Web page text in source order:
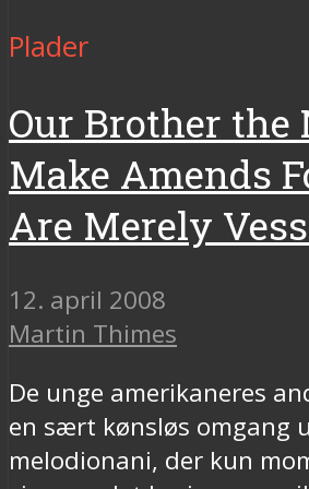
Plader
Our Brother the
Make Amends
Are Merely
12. april 2008
Martin Thimes
De unge amerikaneres
en sært kønsløs omgang
melodionani, der kun